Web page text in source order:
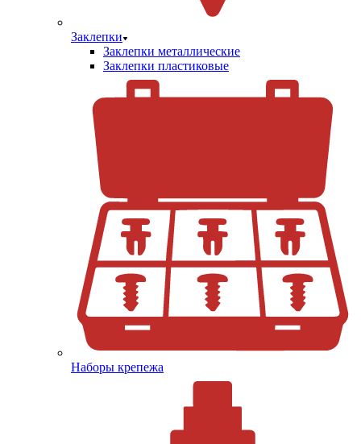
Заклепки
Заклепки металлические
Заклепки пластиковые
Наборы крепежа